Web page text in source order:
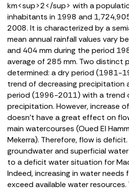
km<sup>2</sup> with a
inhabitants in 1998 and
2008. It is characterized by a
mean annual rainfall values vary
and 404 mm during the period
average of 285 mm. Two distinct
determined: a dry period (1981-
trend of decreasing precipitation
period (1996-2011) with a trend
precipitation. However, increase
doesn’t have a great effect on
main watercourses (Oued El
Mekerra). Therefore, flow is
groundwater and superficial
to a deficit water situation for
Indeed, increasing in water needs
exceed available water